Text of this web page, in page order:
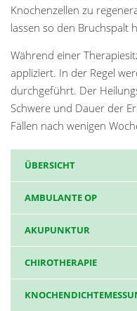
Knochenzellen zu
lassen so den Bruchspalt
Während einer
appliziert. In der Regel
durchgeführt. Der
Schwere und Dauer der
Fällen nach wenigen
ÜBERSICHT
AMBULANTE OP
AKUPUNKTUR
CHIROTHERAPIE